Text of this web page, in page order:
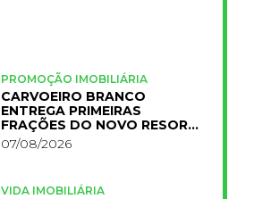
PROMOÇÃO IMOBILIÁRIA
CARVOEIRO BRANCO
ENTREGA PRIMEIRAS
FRAÇÕES DO NOVO RESORT
PRIMELIFE
07/08/2026
VIDA IMOBILIÁRIA